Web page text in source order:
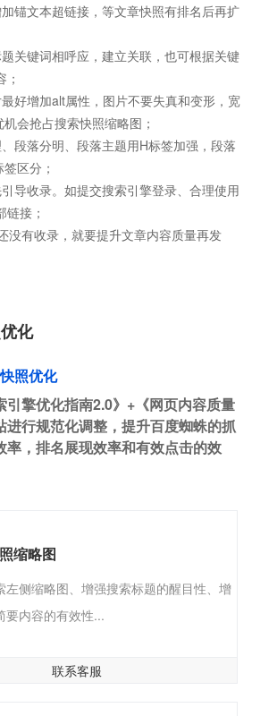
锚文本超链接，等文章快照有排名后再扩
关键词相呼应，建立关联，也可根据关键
好增加alt属性，图片不要失真和变形，宽
会抢占搜索快照缩略图；
段落分明、段落主题用H标签加强，段落
区分；
导收录。如提交搜索引擎登录、合理使用
接；
没有收录，就要提升文章内容质量再发
化
照优化
引擎优化指南2.0》+《网页内容质量
进行规范化调整，提升百度蜘蛛的抓
率，排名展现效率和有效点击的效
缩略图
左侧缩略图、增强搜索标题的醒目性、增
要内容的有效性...
联系客服